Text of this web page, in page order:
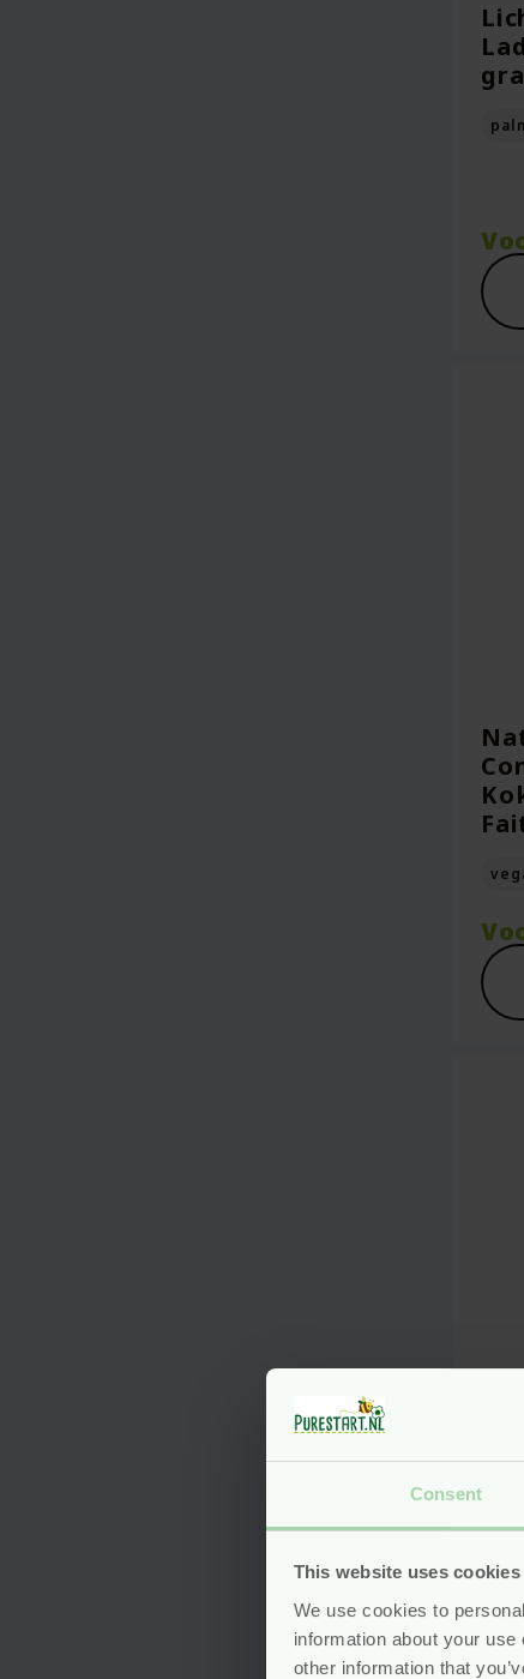
Consent
This website uses cookies
We use cookies to
information about your
other information that
–